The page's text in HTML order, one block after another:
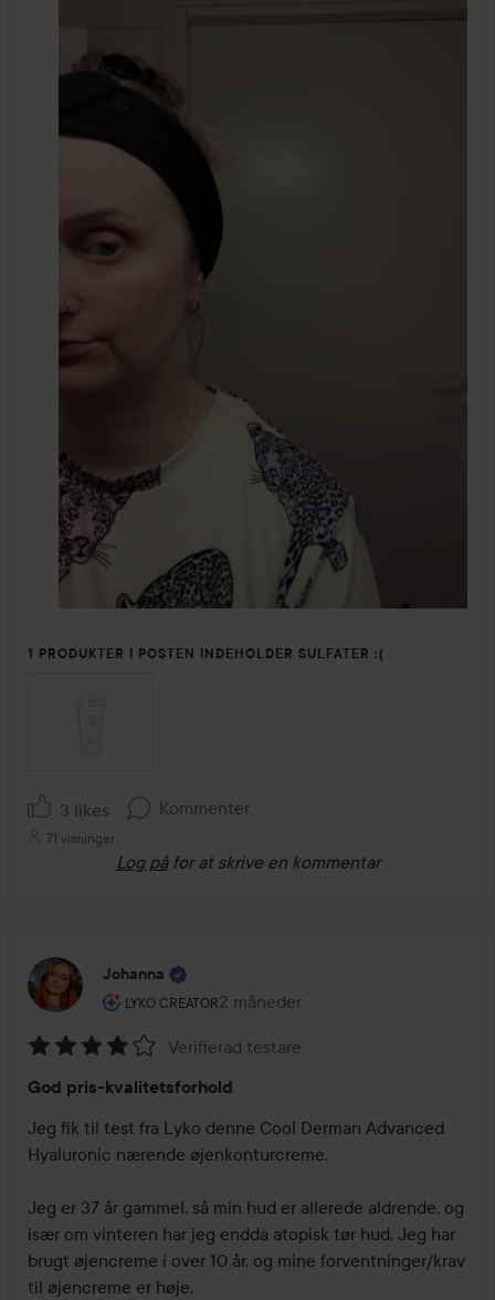
1 PRODUKTER I POSTEN INDEHOLDER SULFATER :(
3 likes Kommenter
71 visninger
Log på for at skrive en kommentar
Johanna
LYKO CREATOR
Brugerens rolle: Lyko Creator.
2 måneder
Posten blev oprettet 2 måneder
4
ud
af
Verifierad testare
God pris-kvalitetsforhold
Jeg fik til test fra Lyko denne Cool Derman Advanced
Hyaluronic nærende øjenkonturcreme.
Jeg er 37 år gammel, så min hud er allerede aldrende, og
især om vinteren har jeg endda atopisk tør hud. Jeg har
brugt øjencreme i over 10 år, og mine forventninger/krav
til øjencreme er høje.